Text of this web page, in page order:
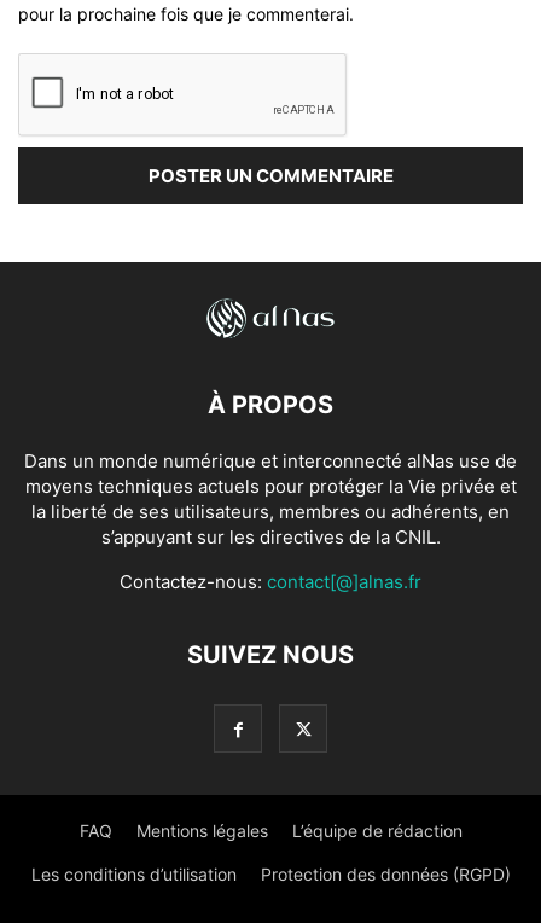
pour la prochaine fois que je commenterai.
À PROPOS
Dans un monde numérique et interconnecté alNas use de
moyens techniques actuels pour protéger la Vie privée et
la liberté de ses utilisateurs, membres ou adhérents, en
s’appuyant sur les directives de la CNIL.
Contactez-nous: contact[@]alnas.fr
SUIVEZ NOUS
FAQ Mentions légales L’équipe de rédaction
Les conditions d’utilisation Protection des données (RGPD)